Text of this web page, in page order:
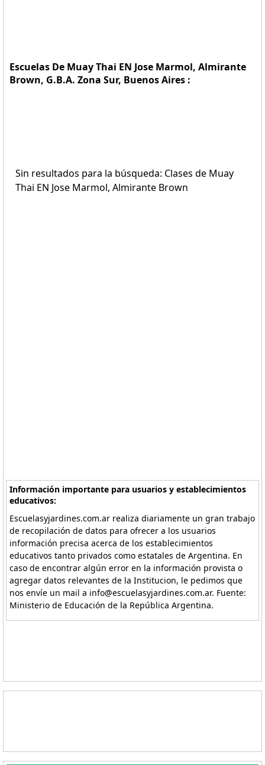
Escuelas De Muay Thai EN Jose Marmol, Almirante
Brown, G.B.A. Zona Sur, Buenos Aires :
Sin resultados para la búsqueda: Clases de Muay
Thai EN Jose Marmol, Almirante Brown
Información importante para usuarios y establecimientos
educativos:
Escuelasyjardines.com.ar realiza diariamente un gran trabajo
de recopilación de datos para ofrecer a los usuarios
información precisa acerca de los establecimientos
educativos tanto privados como estatales de Argentina. En
caso de encontrar algún error en la información provista o
agregar datos relevantes de la Institucion, le pedimos que
nos envíe un mail a info@escuelasyjardines.com.ar. Fuente:
Ministerio de Educación de la República Argentina.